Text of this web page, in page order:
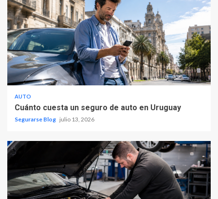
AUTO
Cuánto cuesta un seguro de auto en Uruguay
Segurarse Blog julio 13, 2026